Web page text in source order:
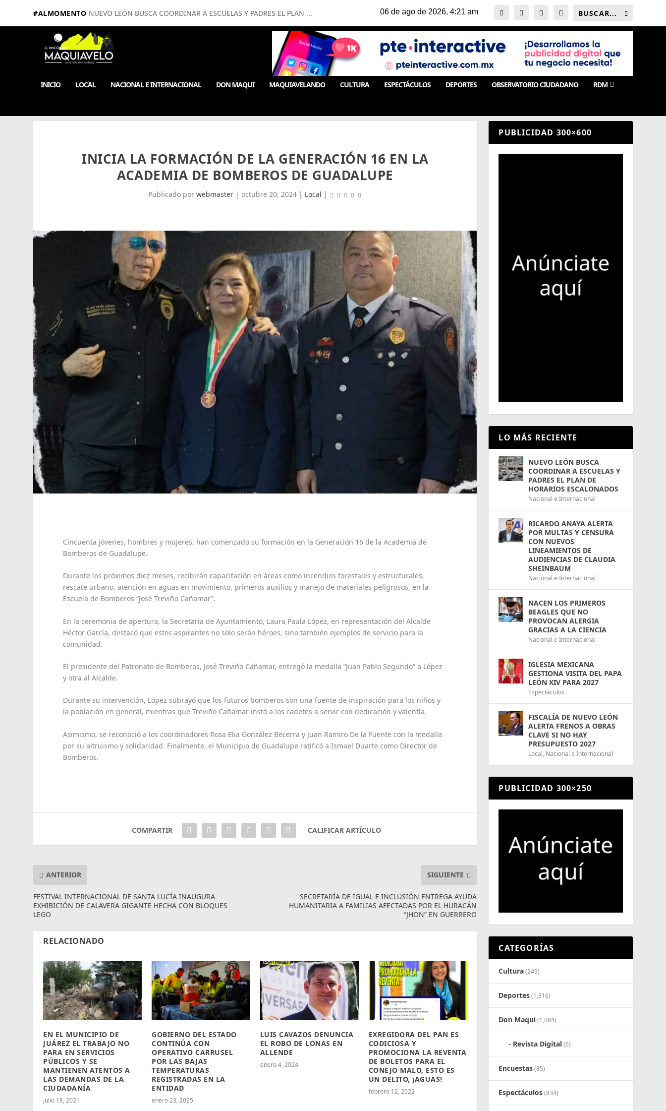
#ALMOMENTO NUEVO LEÓN BUSCA COORDINAR A ESCUELAS Y PADRES EL PLAN ...
INICIO LOCAL NACIONAL E INTERNACIONAL DON MAQUI MAQUIAVELANDO CULTURA ESPECTÁCULOS DEPORTES OBSERVATORIO CIUDADANO RDM
INICIA LA FORMACIÓN DE LA GENERACIÓN 16 EN LA
ACADEMIA DE BOMBEROS DE GUADALUPE
Publicado por webmaster| octubre 20, 2024| Local |
Cincuenta jóvenes, hombres y mujeres, han comenzado su formación en la Generación 16 de la Academia de
Bomberos de Guadalupe.
Durante los próximos diez meses, recibirán capacitación en áreas como incendios forestales y estructurales,
rescate urbano, atención en aguas en movimiento, primeros auxilios y manejo de materiales peligrosos, en la
Escuela de Bomberos “José Treviño Cañamar”.
En la ceremonia de apertura, la Secretaria de Ayuntamiento, Laura Paula López, en representación del Alcalde
Héctor García, destacó que estos aspirantes no solo serán héroes, sino también ejemplos de servicio para la
comunidad.
El presidente del Patronato de Bomberos, José Treviño Cañamar, entregó la medalla “Juan Pablo Segundo” a López
y otra al Alcalde.
Durante su intervención, López subrayó que los futuros bomberos son una fuente de inspiración para los niños y
la población en general, mientras que Treviño Cañamar instó a los cadetes a servir con dedicación y valentía.
Asimismo, se reconoció a los coordinadores Rosa Elia González Becerra y Juan Ramiro De la Fuente con la medalla
por su altruismo y solidaridad. Finalmente, el Municipio de Guadalupe ratificó a Ismael Duarte como Director de
Bomberos.
COMPARTIR CALIFICAR ARTÍCULO
ANTERIOR
FESTIVAL INTERNACIONAL DE SANTA LUCÍA INAUGURA
EXHIBICIÓN DE CALAVERA GIGANTE HECHA CON BLOQUES
LEGO
SIGUIENTE
SECRETARÍA DE IGUAL E INCLUSIÓN ENTREGA AYUDA
HUMANITARIA A FAMILIAS AFECTADAS POR EL HURACÁN
“JHON” EN GUERRERO
RELACIONADO
EN EL MUNICIPIO DE
JUÁREZ EL TRABAJO NO
PARA EN SERVICIOS
PÚBLICOS Y SE
MANTIENEN ATENTOS A
LAS DEMANDAS DE LA
CIUDADANÍA
julio 18, 2021
GOBIERNO DEL ESTADO
CONTINÚA CON
OPERATIVO CARRUSEL
POR LAS BAJAS
TEMPERATURAS
REGISTRADAS EN LA
ENTIDAD
enero 23, 2025
LUIS CAVAZOS DENUNCIA
EL ROBO DE LONAS EN
ALLENDE
enero 4, 2024
EXREGIDORA DEL PAN ES
CODICIOSA Y
PROMOCIONA LA REVENTA
DE BOLETOS PARA EL
CONEJO MALO, ESTO ES
UN DELITO, ¡AGUAS!
febrero 12, 2022
PUBLICIDAD 300×600
LO MÁS RECIENTE
NUEVO LEÓN BUSCA
COORDINAR A ESCUELAS Y
PADRES EL PLAN DE
HORARIOS ESCALONADOS
Nacional e Internacional
RICARDO ANAYA ALERTA
POR MULTAS Y CENSURA
CON NUEVOS
LINEAMIENTOS DE
AUDIENCIAS DE CLAUDIA
SHEINBAUM
Nacional e Internacional
NACEN LOS PRIMEROS
BEAGLES QUE NO
PROVOCAN ALERGIA
GRACIAS A LA CIENCIA
Nacional e Internacional
IGLESIA MEXICANA
GESTIONA VISITA DEL PAPA
LEÓN XIV PARA 2027
Espectáculos
FISCALÍA DE NUEVO LEÓN
ALERTA FRENOS A OBRAS
CLAVE SI NO HAY
PRESUPUESTO 2027
Local, Nacional e Internacional
PUBLICIDAD 300×250
CATEGORÍAS
Cultura(249)
Deportes(1,316)
Don Maqui(1,084)
Revista Digital(6)
Encuestas(85)
Espectáculos(834)